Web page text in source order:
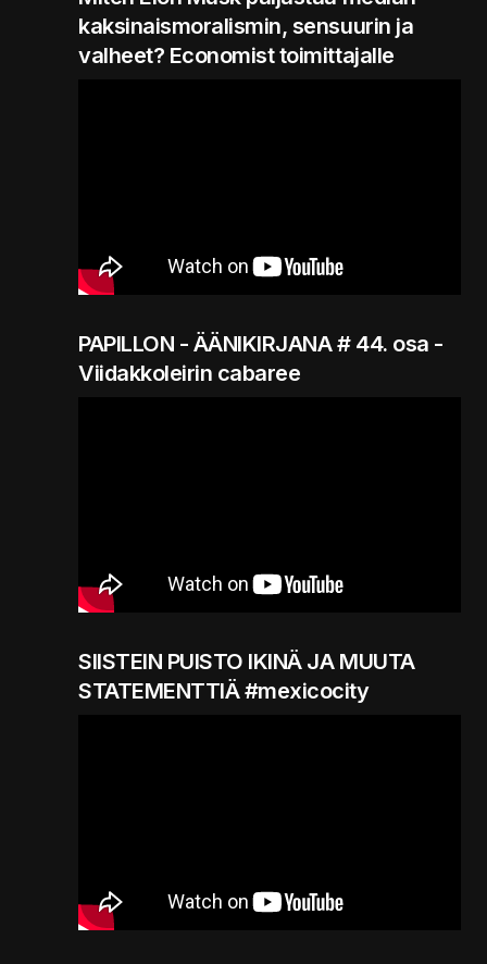
kaksinaismoralismin, sensuurin ja
valheet? Economist toimittajalle
PAPILLON - ÄÄNIKIRJANA # 44. osa -
Viidakkoleirin cabaree
SIISTEIN PUISTO IKINÄ JA MUUTA
STATEMENTTIÄ #mexicocity